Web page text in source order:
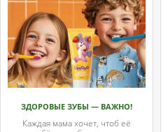
ЗДОРОВЫЕ ЗУБЫ — ВАЖНО!
Каждая мама хочет, чтоб её